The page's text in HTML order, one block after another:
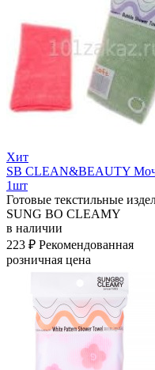
Хит
SB CLEAN&BEAUTY
1шт
Готовые текстильные
SUNG BO CLEAMY
в наличии
223 ₽ Рекомендованная
розничная цена